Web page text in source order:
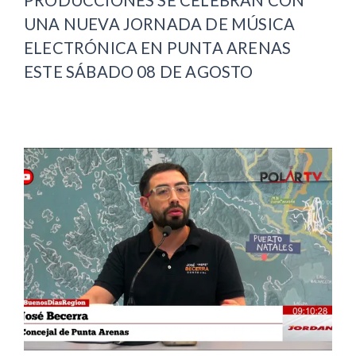
UNA NUEVA JORNADA DE MÚSICA
ELECTRÓNICA EN PUNTA ARENAS
ESTE SÁBADO 08 DE AGOSTO